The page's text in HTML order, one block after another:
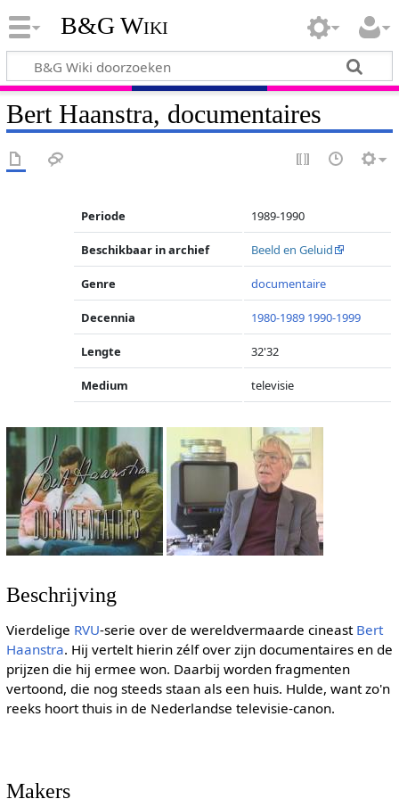
B&G Wiki
Bert Haanstra, documentaires
Periode 1989-1990
Beschikbaar in archief Beeld en Geluid
Genre documentaire
Decennia 1980-1989 1990-1999
Lengte 32'32
Medium televisie
Beschrijving
Vierdelige RVU-serie over de wereldvermaarde cineast Bert
Haanstra. Hij vertelt hierin zélf over zijn documentaires en de
prijzen die hij ermee won. Daarbij worden fragmenten
vertoond, die nog steeds staan als een huis. Hulde, want zo'n
reeks hoort thuis in de Nederlandse televisie-canon.
Makers